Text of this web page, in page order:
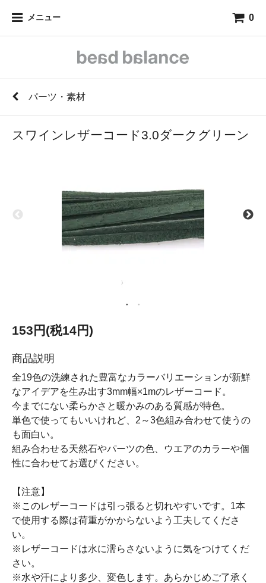
メニュー 0
パーツ・素材
スワインレザーコード3.0ダークグリーン
153円(税14円)
商品説明
全19色の洗練された豊富なカラーバリエーションが新鮮
なアイデアを生み出す3mm幅×1mのレザーコード。
今までにない柔らかさと暖かみのある質感が特色。
単色で使ってもいいけれど、2～3色組み合わせて使うの
も面白い。
組み合わせる天然石やパーツの色、ウエアのカラーや個
性に合わせてお選びください。
【注意】
※このレザーコードは引っ張ると切れやすいです。1本
で使用する際は荷重がかからないよう工夫してくださ
い。
※レザーコードは水に濡らさないように気をつけてくだ
さい。
※水や汗により多少、変色します。あらかじめご了承く